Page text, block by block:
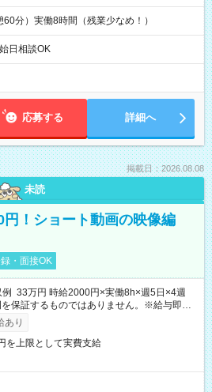
分）実働8時間（残業少なめ！）
日相談OK
応募する 詳細へ
掲載日：2026.08.08
未読
！ショート動画の映像編
・面接OK
33万円 時給2000円×実働8h×週5日×4週
保証するものではありません。※給与即受
（利用条件有）
あり
を上限として実費支給